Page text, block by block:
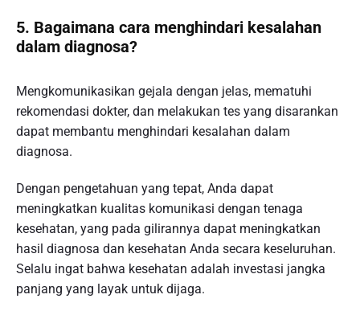
5. Bagaimana cara menghindari kesalahan
dalam diagnosa?
Mengkomunikasikan gejala dengan jelas, mematuhi
rekomendasi dokter, dan melakukan tes yang disarankan
dapat membantu menghindari kesalahan dalam
diagnosa.
Dengan pengetahuan yang tepat, Anda dapat
meningkatkan kualitas komunikasi dengan tenaga
kesehatan, yang pada gilirannya dapat meningkatkan
hasil diagnosa dan kesehatan Anda secara keseluruhan.
Selalu ingat bahwa kesehatan adalah investasi jangka
panjang yang layak untuk dijaga.